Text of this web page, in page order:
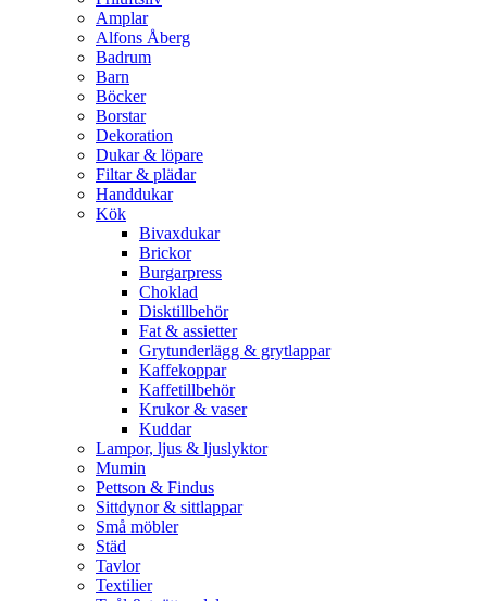
Amplar
Alfons Åberg
Badrum
Barn
Böcker
Borstar
Dekoration
Dukar & löpare
Filtar & plädar
Handdukar
Kök
Bivaxdukar
Brickor
Burgarpress
Choklad
Disktillbehör
Fat & assietter
Grytunderlägg & grytlappar
Kaffekoppar
Kaffetillbehör
Krukor & vaser
Kuddar
Lampor, ljus & ljuslyktor
Mumin
Pettson & Findus
Sittdynor & sittlappar
Små möbler
Städ
Tavlor
Textilier